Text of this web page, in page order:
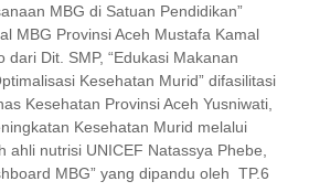
MBG di Satuan Pendidikan”
MBG Provinsi Aceh Mustafa Kamal
dari Dit. SMP, “Edukasi Makanan
Kesehatan Murid” difasilitasi
Kesehatan Provinsi Aceh Yusniwati,
Kesehatan Murid melalui
ahli nutrisi UNICEF Natassya Phebe,
MBG” yang dipandu oleh TP.6